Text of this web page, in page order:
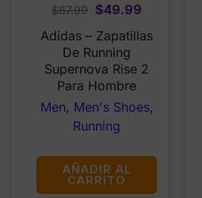
$87.99 Original
price
was:
$87.99.
$49.99
$49.99.
Adidas – Zapatillas
De Running
Supernova Rise 2
Para Hombre
Men, Men's Shoes,
Running
AÑADIR AL
CARRITO